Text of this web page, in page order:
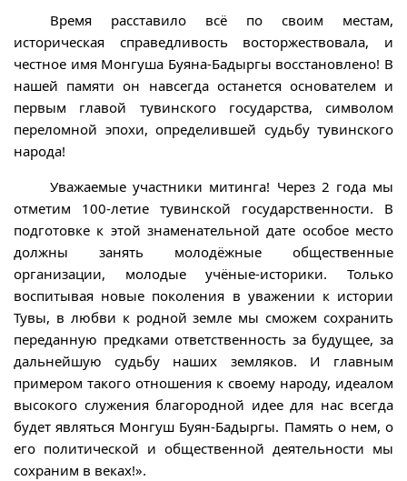
Время расставило всё по своим местам,
историческая справедливость восторжествовала, и
честное имя Монгуша Буяна-Бадыргы восстановлено! В
нашей памяти он навсегда останется основателем и
первым главой тувинского государства, символом
переломной эпохи, определившей судьбу тувинского
народа!
Уважаемые участники митинга! Через 2 года мы
отметим 100-летие тувинской государственности. В
подготовке к этой знаменательной дате особое место
должны занять молодёжные общественные
организации, молодые учёные-историки. Только
воспитывая новые поколения в уважении к истории
Тувы, в любви к родной земле мы сможем сохранить
переданную предками ответственность за будущее, за
дальнейшую судьбу наших земляков. И главным
примером такого отношения к своему народу, идеалом
высокого служения благородной идее для нас всегда
будет являться Монгуш Буян-Бадыргы. Память о нем, о
его политической и общественной деятельности мы
сохраним в веках!».